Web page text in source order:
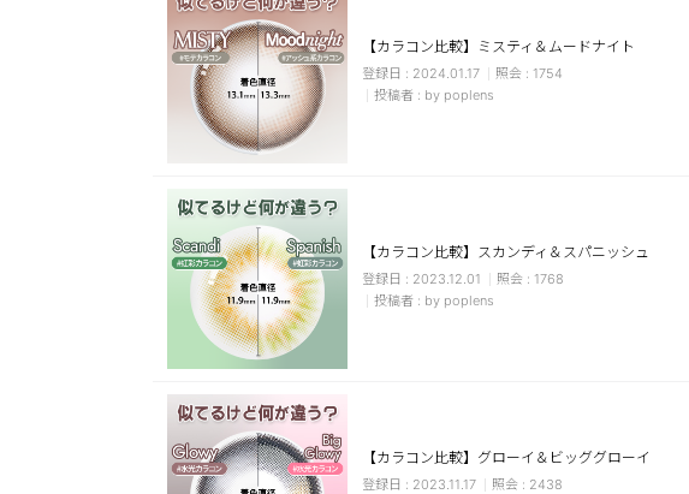
乱視用
【カラコン比較】ミスティ＆ムードナイト
2024.01.17
1754
by poplens
【カラコン比較】スカンディ＆スパニッシュ
2023.12.01
1768
by poplens
【カラコン比較】グローイ＆ビッググローイ
2023.11.17
2438